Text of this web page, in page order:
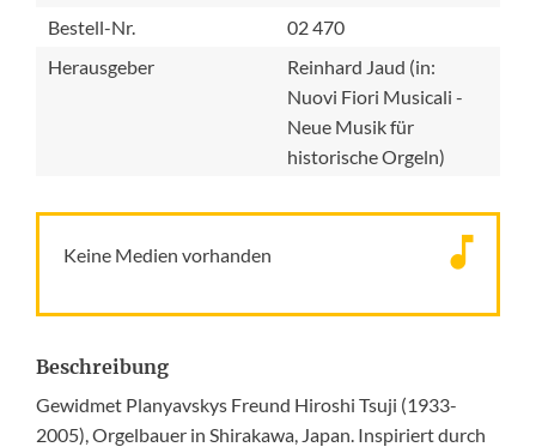
Bestell-Nr.
02 470
Herausgeber
Reinhard Jaud (in:
Nuovi Fiori Musicali -
Neue Musik für
historische Orgeln)
Keine Medien vorhanden
Beschreibung
Gewidmet Planyavskys Freund Hiroshi Tsuji (1933-
2005), Orgelbauer in Shirakawa, Japan. Inspiriert durch